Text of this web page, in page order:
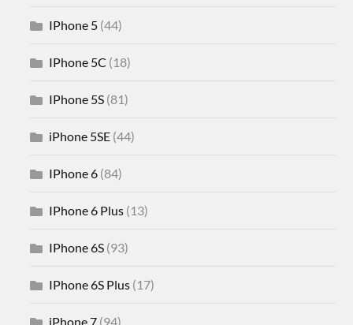
IPhone 5 (44)
IPhone 5C (18)
IPhone 5S (81)
iPhone 5SE (44)
IPhone 6 (84)
IPhone 6 Plus (13)
IPhone 6S (93)
IPhone 6S Plus (17)
iPhone 7 (94)